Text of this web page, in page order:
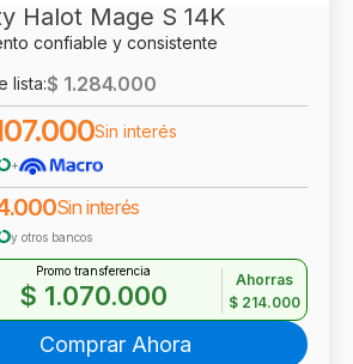
Halot Mage S 14K
confiable y consistente
lista:$ 1.284.000
Sin interés
+
Sin interés
y otros bancos
Promo transferencia
$ 1.070.000
Ahorras
$ 214.000
Comprar Ahora